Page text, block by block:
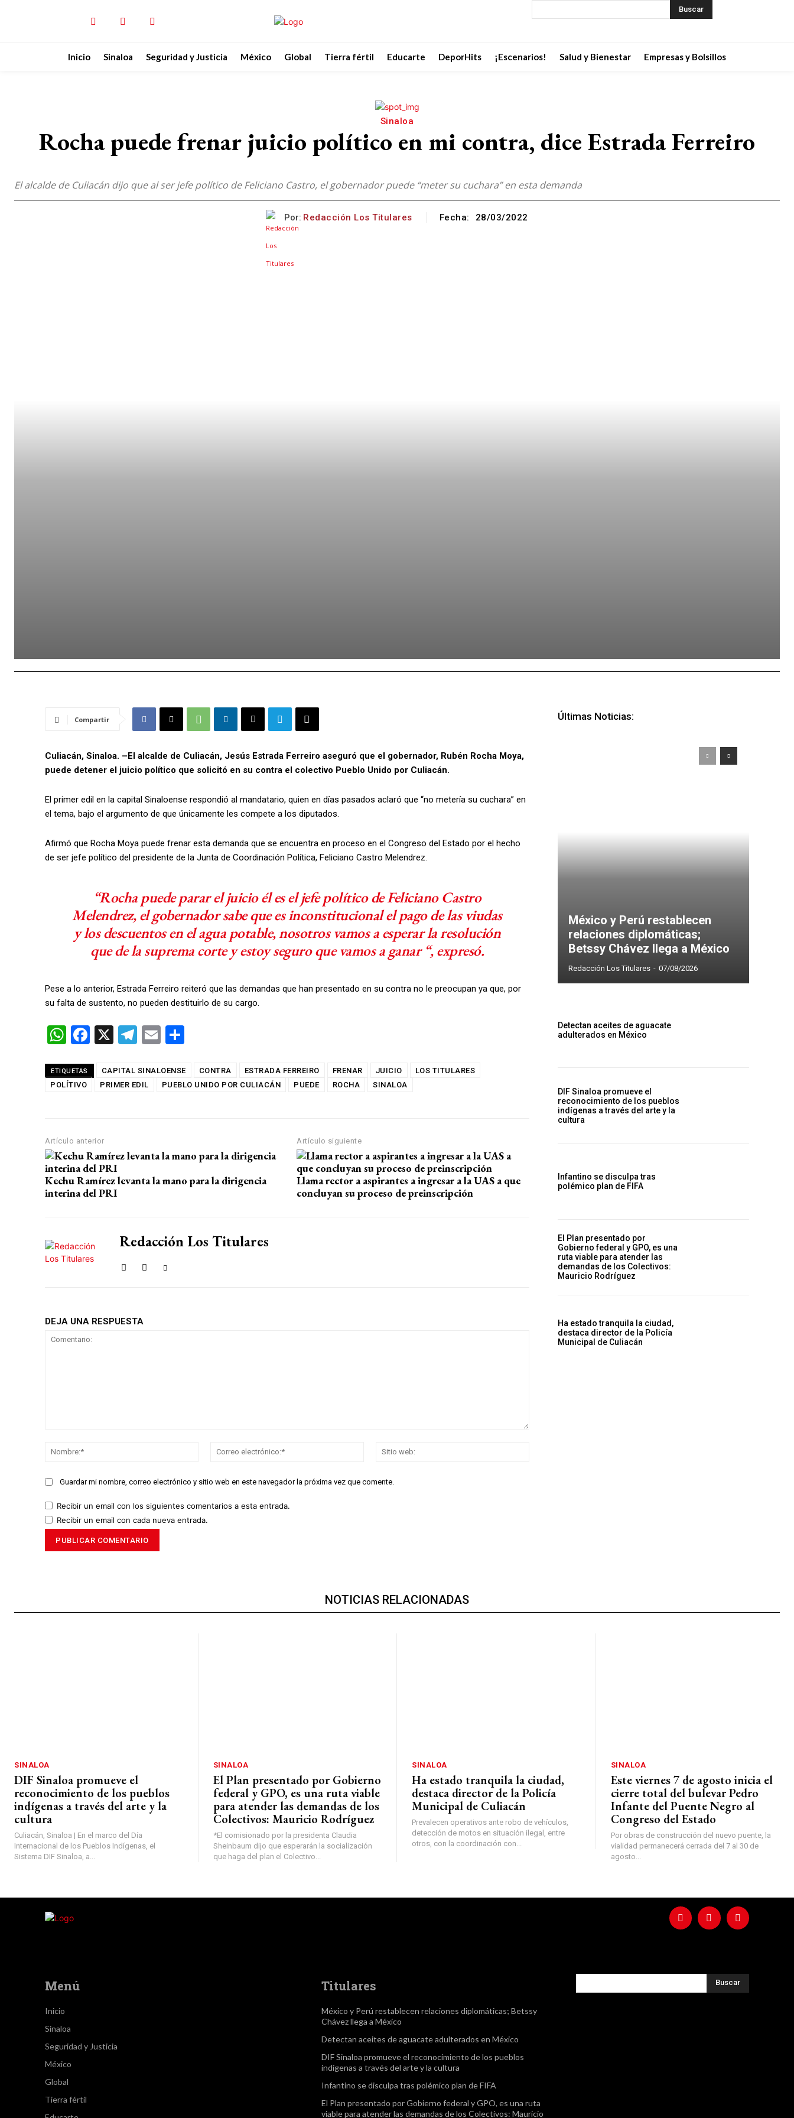
Buscar
Inicio Sinaloa Seguridad y Justicia México Global Tierra fértil Educarte DeporHits ¡Escenarios! Salud y Bienestar Empresas y Bolsillos
Sinaloa
Rocha puede frenar juicio político en mi contra, dice Estrada Ferreiro
El alcalde de Culiacán dijo que al ser jefe político de Feliciano Castro, el gobernador puede “meter su cuchara” en esta demanda
Por: Redacción Los Titulares Fecha: 28/03/2022
Compartir
Culiacán, Sinaloa. –El alcalde de Culiacán, Jesús Estrada Ferreiro aseguró que el gobernador, Rubén Rocha Moya,
puede detener el juicio político que solicitó en su contra el colectivo Pueblo Unido por Culiacán.
El primer edil en la capital Sinaloense respondió al mandatario, quien en días pasados aclaró que “no metería su cuchara” en
el tema, bajo el argumento de que únicamente les compete a los diputados.
Afirmó que Rocha Moya puede frenar esta demanda que se encuentra en proceso en el Congreso del Estado por el hecho
de ser jefe político del presidente de la Junta de Coordinación Política, Feliciano Castro Melendrez.
“Rocha puede parar el juicio él es el jefe político de Feliciano Castro
Melendrez, el gobernador sabe que es inconstitucional el pago de las viudas
y los descuentos en el agua potable, nosotros vamos a esperar la resolución
que de la suprema corte y estoy seguro que vamos a ganar “, expresó.
Pese a lo anterior, Estrada Ferreiro reiteró que las demandas que han presentado en su contra no le preocupan ya que, por
su falta de sustento, no pueden destituirlo de su cargo.
W
at
s
p
F
ce
k
X
T
e
gr
E
ail m
p
ETIQUETAS CAPITAL SINALOENSE CONTRA ESTRADA FERREIRO FRENAR JUICIO
LOS TITULARES
POLÍTIVO
PRIMER EDIL PUEBLO UNIDO POR CULIACÁN PUEDE ROCHA SINALOA
Artículo anterior
Kechu Ramírez levanta la mano para la dirigencia
interina del PRI
Artículo siguiente
Llama rector a aspirantes a ingresar a la UAS a que
concluyan su proceso de preinscripción
Redacción Los Titulares
DEJA UNA RESPUESTA
Nombre:*
Correo
Guardar mi nombre, correo electrónico y sitio web en este navegador la próxima vez que comente.
Recibir un email con los siguientes comentarios a esta entrada.
Recibir un email con cada nueva entrada.
Últimas Noticias:
México y Perú restablecen
relaciones diplomáticas;
Betssy Chávez llega a México
Redacción Los Titulares - 07/08/2026
Detectan aceites de aguacate
adulterados en México
DIF Sinaloa promueve el
reconocimiento de los pueblos
indígenas a través del arte y la
cultura
Infantino se disculpa tras
polémico plan de FIFA
El Plan presentado por
Gobierno federal y GPO, es una
ruta viable para atender las
demandas de los Colectivos:
Mauricio Rodríguez
Ha estado tranquila la ciudad,
destaca director de la Policía
Municipal de Culiacán
NOTICIAS RELACIONADAS
SINALOA
DIF Sinaloa promueve el
reconocimiento de los pueblos
indígenas a través del arte y la
cultura
Culiacán, Sinaloa | En el marco del Día
Internacional de los Pueblos Indígenas, el
Sistema DIF Sinaloa, a...
SINALOA
El Plan presentado por Gobierno
federal y GPO, es una ruta viable
para atender las demandas de los
Colectivos: Mauricio Rodríguez
*El comisionado por la presidenta Claudia
Sheinbaum dijo que esperarán la socialización
que haga del plan el Colectivo...
SINALOA
Ha estado tranquila la ciudad,
destaca director de la Policía
Municipal de Culiacán
Prevalecen operativos ante robo de vehículos,
detección de motos en situación ilegal, entre
otros, con la coordinación con...
SINALOA
Este viernes 7 de agosto inicia el
cierre total del bulevar Pedro
Infante del Puente Negro al
Congreso del Estado
Por obras de construcción del nuevo puente, la
vialidad permanecerá cerrada del 7 al 30 de
agosto...
Menú
Inicio
Sinaloa
Seguridad y Justicia
México
Global
Tierra fértil
Titulares
México y Perú restablecen relaciones diplomáticas; Betssy
Chávez llega a México
Detectan aceites de aguacate adulterados en México
DIF Sinaloa promueve el reconocimiento de los pueblos
indígenas a través del arte y la cultura
Infantino se disculpa tras polémico plan de FIFA
El Plan presentado por Gobierno federal y GPO, es una ruta
viable para atender las demandas de los Colectivos: Mauricio
Buscar